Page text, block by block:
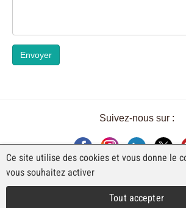
Envoyer
Suivez-nous sur :
UNE EXPOSITION DE FAJI
Rue Industrielle 98
Ce site utilise des cookies et vous donne le
vous souhaitez activer
Tout accepter